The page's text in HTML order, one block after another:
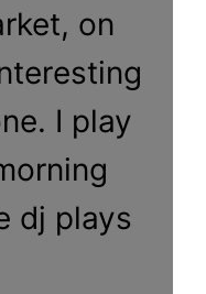
on
I play
dj plays